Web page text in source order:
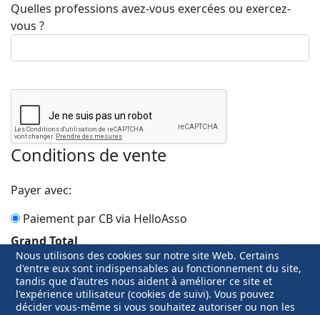
Quelles professions avez-vous exercées ou exercez-
vous ?
Conditions de vente
Payer avec:
Paiement par CB via HelloAsso
Grand Total
20.00 EUR
Adhérer
Nous utilisons des cookies sur notre site Web. Certains
d'entre eux sont indispensables au fonctionnement du site,
tandis que d'autres nous aident à améliorer ce site et
l'expérience utilisateur (cookies de suivi). Vous pouvez
décider vous-même si vous souhaitez autoriser ou non les